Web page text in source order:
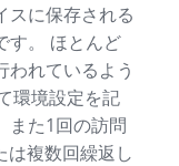
スに保存される
す。 ほとんど
われているよう
環境設定を記
また1回の訪問
は複数回繰返し